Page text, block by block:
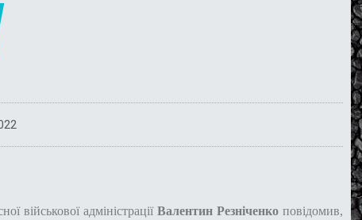
військової адміністраціїВалентин Резніченко повідомив,